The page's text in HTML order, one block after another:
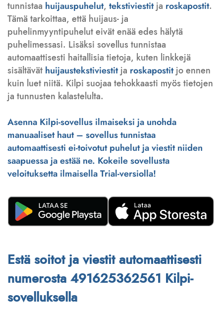
tunnistaa huijauspuhelut, tekstiviestitja roskapostit.
Tämä tarkoittaa, että huijaus- ja
puhelinmyyntipuhelut eivät enää edes hälytä
puhelimessasi. Lisäksi sovellus tunnistaa
automaattisesti haitallisia tietoja, kuten linkkejä
sisältävät huijaustekstiviestitja roskapostitjo ennen
kuin luet niitä. Kilpi suojaa tehokkaasti myös tietojen
ja tunnusten kalastelulta.
Asenna Kilpi-sovellus ilmaiseksi ja unohda
manuaaliset haut – sovellus tunnistaa
automaattisesti ei-toivotut puhelut ja viestit niiden
saapuessa ja estää ne. Kokeile sovellusta
veloituksetta ilmaisella Trial-versiolla!
Estä soitot ja viestit automaattisesti
numerosta 491625362561 Kilpi-
sovelluksella